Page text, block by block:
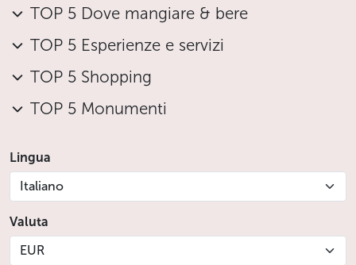
TOP 5 Dove mangiare & bere
TOP 5 Esperienze e servizi
TOP 5 Shopping
TOP 5 Monumenti
Lingua
Italiano
Valuta
EUR